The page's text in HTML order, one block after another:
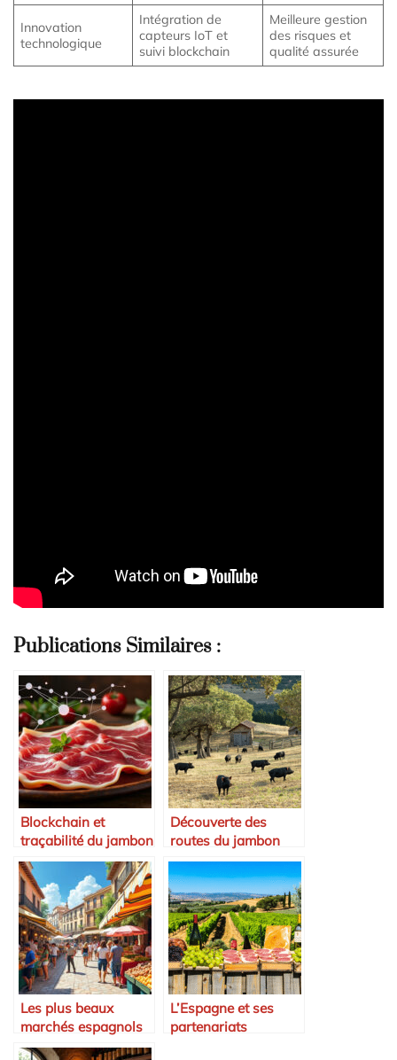
Innovation
technologique
Intégration de
capteurs IoT et
suivi blockchain
Meilleure gestion
des risques et
qualité assurée
Publications Similaires :
Blockchain et
traçabilité du jambon
ibérique
Découverte des
routes du jambon
ibérique
Les plus beaux
marchés espagnols
à visiter
L’Espagne et ses
partenariats